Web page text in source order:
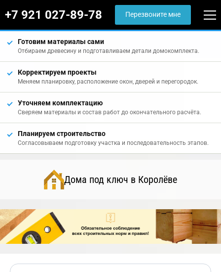
+7 921 027-89-78 Перезвоните мне
Готовим материалы сами
Отбираем древесину и подготавливаем детали домокомплекта.
Корректируем проекты
Меняем планировку, расположение окон, дверей и перегородок.
Уточняем комплектацию
Сверяем материалы и состав работ до окончательного расчёта.
Планируем строительство
Согласовываем подготовку участка и последовательность этапов.
Дома под ключ в Королёве